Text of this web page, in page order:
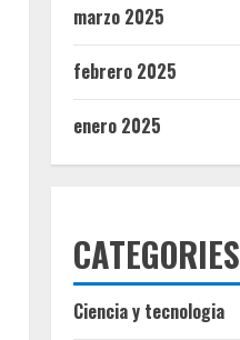
marzo 2025
febrero 2025
enero 2025
CATEGORIES
Ciencia y tecnologia